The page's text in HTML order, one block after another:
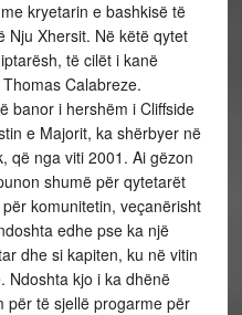
kryetarin e bashkisë të
Nju Xhersit. Në këtë qytet
të cilët i kanë
Calabreze.
banor i hershëm i Cliffside
e Majorit, ka shërbyer në
që nga viti 2001. Ai gëzon
shumë për qytetarët
komunitetin, veçanërisht
edhe pse ka një
dhe si kapiten, ku në vitin
Ndoshta kjo i ka dhënë
për të sjellë progarme për